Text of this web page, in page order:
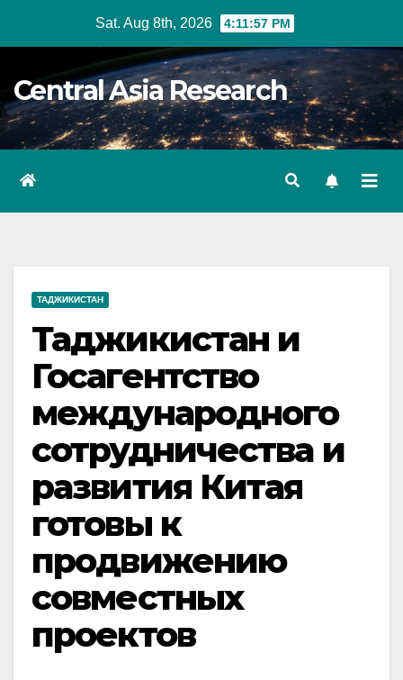
Sat. Aug 8th, 2026 4:11:58 PM
Central Asia Research
ТАДЖИКИСТАН
Таджикистан и
Госагентство
международного
сотрудничества и
развития Китая
готовы к
продвижению
совместных
проектов